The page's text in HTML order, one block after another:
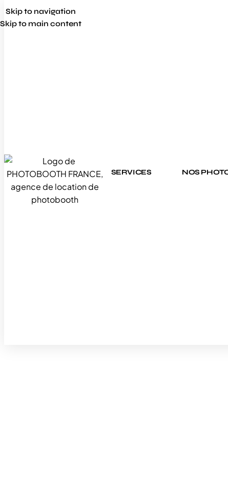
Skip to navigation
Skip to main content
SERVICES NOS